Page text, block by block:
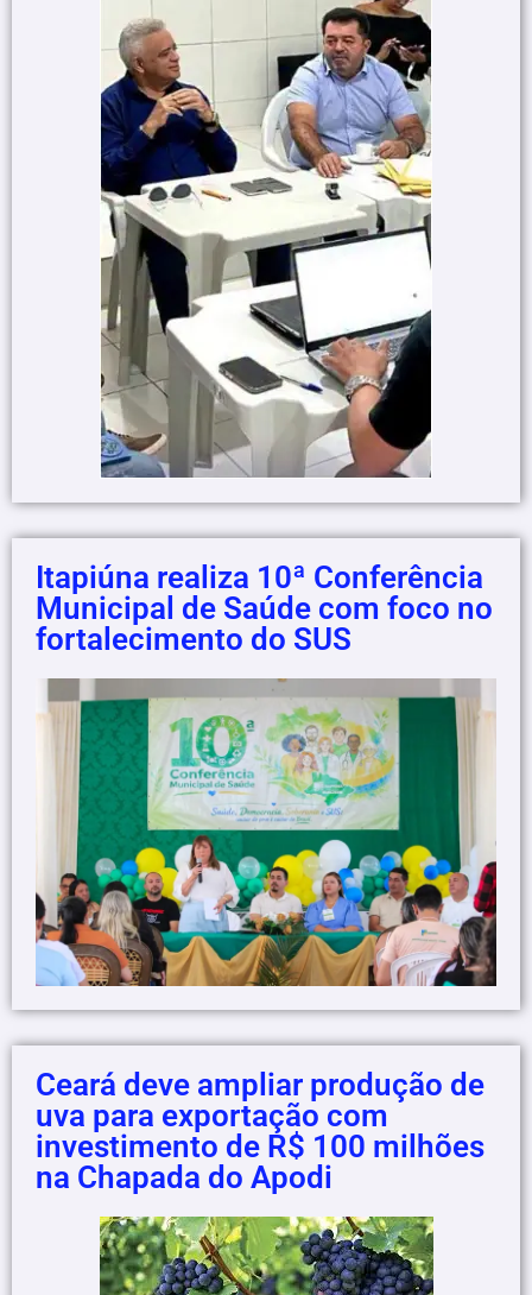
Itapiúna realiza 10ª Conferência
Municipal de Saúde com foco no
fortalecimento do SUS
Ceará deve ampliar produção de
uva para exportação com
investimento de R$ 100 milhões
na Chapada do Apodi